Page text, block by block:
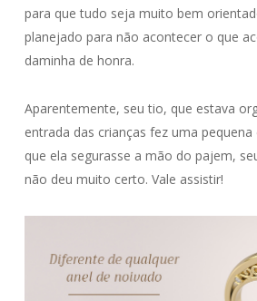
para que tudo seja muito bem
planejado para não acontecer o que
daminha de honra.
Aparentemente, seu tio, que estava
entrada das crianças fez uma pequena
que ela segurasse a mão do pajem,
não deu muito certo. Vale assistir!